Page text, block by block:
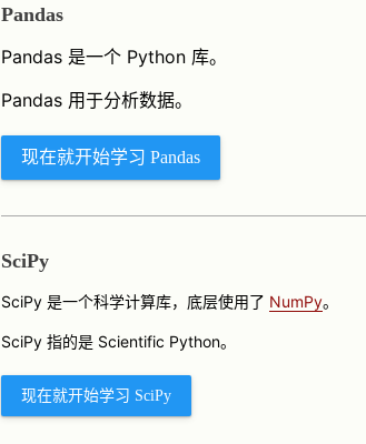
Pandas
Pandas 是一个 Python 库。
Pandas 用于分析数据。
现在就开始学习 Pandas
SciPy
SciPy 是一个科学计算库，底层使用了 NumPy。
SciPy 指的是 Scientific Python。
现在就开始学习 SciPy